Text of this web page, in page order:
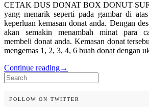
CETAK DUS DONAT BOX DONUT
yang menarik seperti pada gambar di
keperluan kemasan donat anda. Dengan
akan semakin menambah minat para
membeli donat anda. Kemasan donat
mengemas 1, 2, 3, 4, 6 buah donat dengan
Continue reading→
Search
for:
FOLLOW ON TWITTER